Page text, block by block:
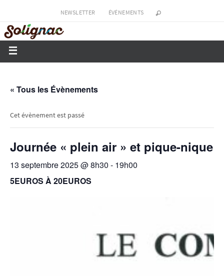
NEWSLETTER ÉVÉNEMENTS
« Tous les Évènements
Cet évènement est passé
Journée « plein air » et pique-nique
13 septembre 2025 @ 8h30 - 19h00
5EUROS À 20EUROS